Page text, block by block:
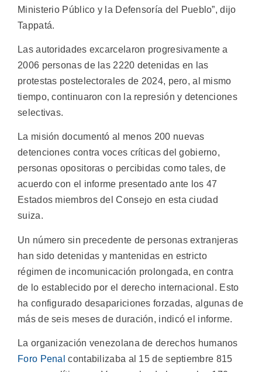
Ministerio Público y la Defensoría del Pueblo”, dijo
Tappatá.
Las autoridades excarcelaron progresivamente a
2006 personas de las 2220 detenidas en las
protestas postelectorales de 2024, pero, al mismo
tiempo, continuaron con la represión y detenciones
selectivas.
La misión documentó al menos 200 nuevas
detenciones contra voces críticas del gobierno,
personas opositoras o percibidas como tales, de
acuerdo con el informe presentado ante los 47
Estados miembros del Consejo en esta ciudad
suiza.
Un número sin precedente de personas extranjeras
han sido detenidas y mantenidas en estricto
régimen de incomunicación prolongada, en contra
de lo establecido por el derecho internacional. Esto
ha configurado desapariciones forzadas, algunas de
más de seis meses de duración, indicó el informe.
La organización venezolana de derechos humanos
Foro Penal contabilizaba al 15 de septiembre 815